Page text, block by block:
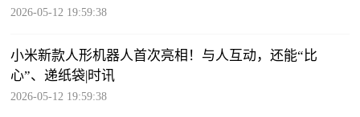
2026-05-12 19:59:38
小米新款人形机器人首次亮相！与人互动，还能“比
心”、递纸袋|时讯
2026-05-12 19:59:38